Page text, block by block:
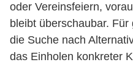
oder Vereinsfeiern,
bleibt überschaubar.
die Suche nach
das Einholen konkreter